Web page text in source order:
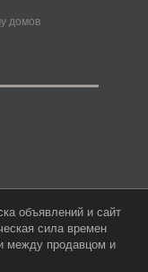
домов
объявлений и сайт
сила времен
между продавцом и